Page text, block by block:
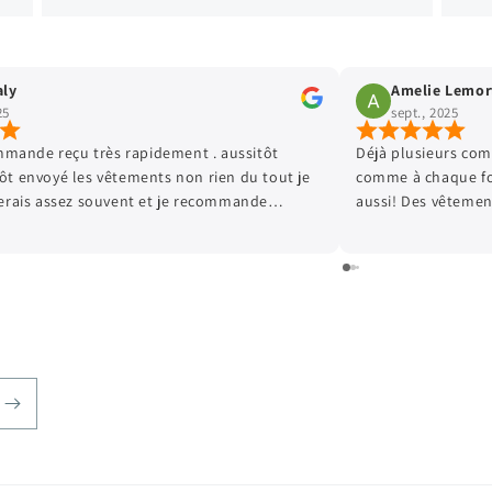
passées chez Kamélioo et
fois je suis tres satisfaite et mon Loulou
de qualité, et les prix sont très
Virginie Leroy
sept., 2025
Parfait comme d